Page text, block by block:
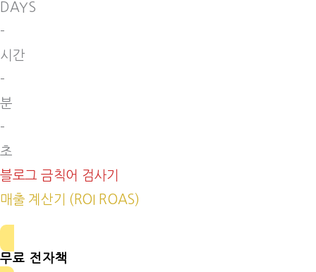
DAYS
-
시간
-
분
-
초
블로그 금칙어 검사기
매출 계산기 (ROI ROAS)
무료 전자책